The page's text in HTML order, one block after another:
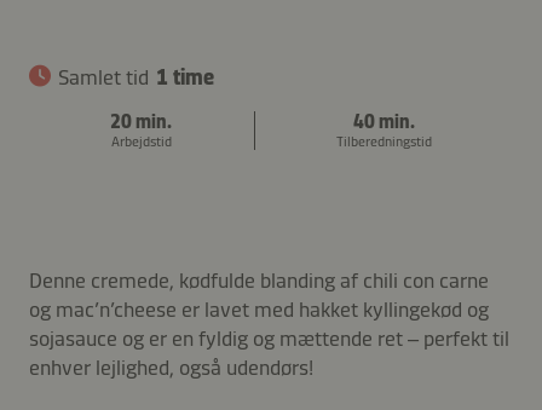
Samlet tid 1 time
20 min.
Arbejdstid
40 min.
Tilberedningstid
Denne cremede, kødfulde blanding af chili con carne
og mac’n’cheese er lavet med hakket kyllingekød og
sojasauce og er en fyldig og mættende ret – perfekt til
enhver lejlighed, også udendørs!